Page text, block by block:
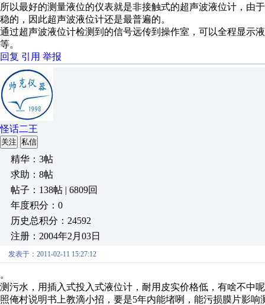
所以最好的测量液位的仪表就是非接触式的超声波液位计，由
稳的，因此超声波液位计还是最普遍的。
通过超声波液位计检测到的信号远传到操作室，可以全程显示
等。
回复 引用 举报
怪话二王
关注 私信
精华：3帖
求助：8帖
帖子：138帖 | 6809回
年度积分：0
历史总积分：24592
注册：2004年2月03日
发表于：2011-02-11 15:27:12
。
测污水，用插入式投入式液位计，耐用皮实价格低，有啥不中
照俺村说明书上教滴小招，要是5年内能堵咧，能污损膜片影